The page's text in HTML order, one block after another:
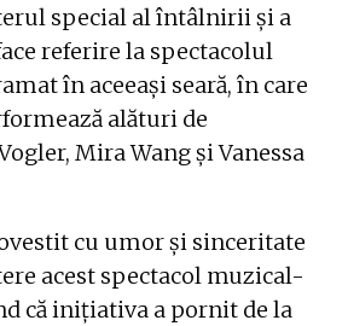
special al întâlnirii și a
referire la spectacolul
în aceeași seară, în care
alături de
Mira Wang și Vanessa
cu umor și sinceritate
acest spectacol muzical-
că inițiativa a pornit de la